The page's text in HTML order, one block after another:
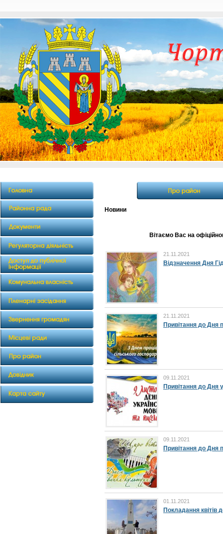
Новини
Вітаємо Вас на
21.11.2021
Відзначення Дня
21.11.2021
Привітання до Дня
09.11.2021
Привітання до Дня
09.11.2021
Привітання до Дня
01.11.2021
Покладання квітів